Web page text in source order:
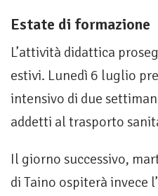
Estate di formazione
L’attività didattica
estivi. Lunedì 6 luglio
intensivo di due
addetti al trasporto
Il giorno successivo,
di Taino ospiterà invece